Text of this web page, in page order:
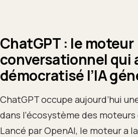
ChatGPT : le moteur
conversationnel qui
démocratisé l’IA
ChatGPT occupe aujourd’hui
dans l’écosystème des
Lancé par OpenAI, le moteur a